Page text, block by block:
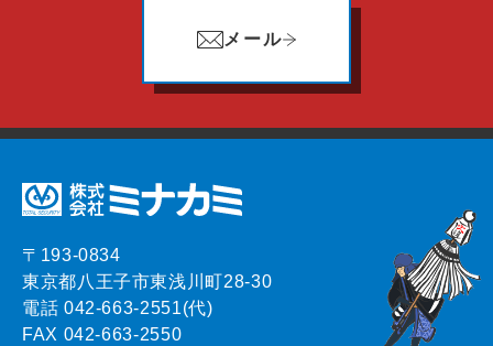
メール
〒193-0834
東京都八王子市東浅川町28-30
電話 042-663-2551(代)
FAX 042-663-2550